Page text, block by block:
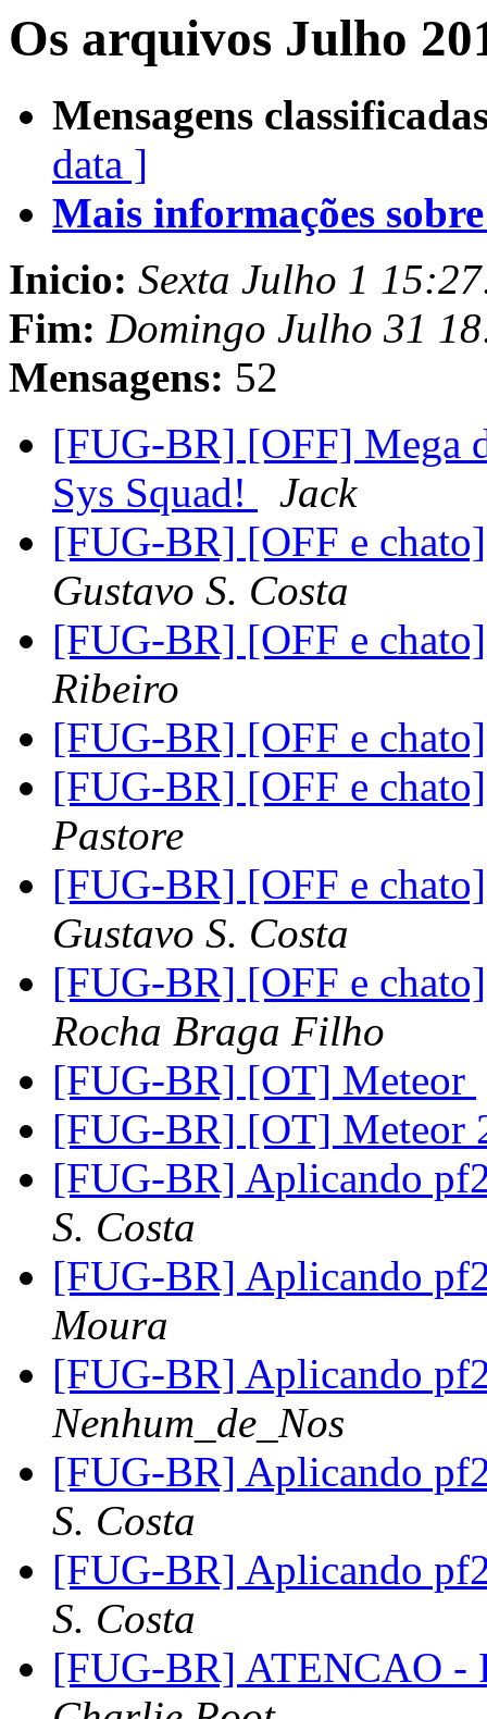
Os arquivos Julho
Mensagens
data ]
Mais informações
Inicio: Sexta Julho 1
Fim: Domingo Julho 31
Mensagens: 52
[FUG-BR] [OFF] Mega
Sys Squad!
Jack
[FUG-BR] [OFF e
Gustavo S. Costa
[FUG-BR] [OFF e
Ribeiro
[FUG-BR] [OFF e
[FUG-BR] [OFF e
Pastore
[FUG-BR] [OFF e
Gustavo S. Costa
[FUG-BR] [OFF e
Rocha Braga Filho
[FUG-BR] [OT] Meteor
[FUG-BR] [OT] Meteor
[FUG-BR] Aplicando
S. Costa
[FUG-BR] Aplicando
Moura
[FUG-BR] Aplicando
Nenhum_de_Nos
[FUG-BR] Aplicando
S. Costa
[FUG-BR] Aplicando
S. Costa
[FUG-BR] ATENCAO -